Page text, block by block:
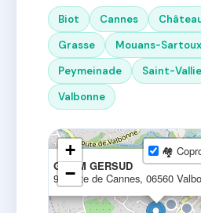
Biot Cannes
Grasse
Mouans-Sartoux
Peymeinade
Saint-
Valbonne
GLEIM GERSUD
900 Rte de Cannes, 06560
+
−
🏘